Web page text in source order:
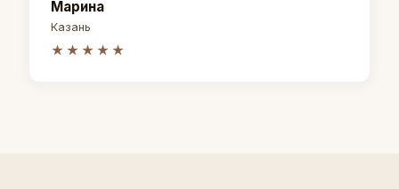
Марина
Казань
★★★★★